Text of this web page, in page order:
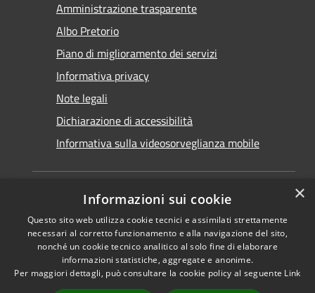
Amministrazione trasparente
Albo Pretorio
Piano di miglioramento dei servizi
Informativa privacy
Note legali
Dichiarazione di accessibilità
Informativa sulla videosorveglianza mobile
RSS
Accessibilità
Cookie
Copyright © 2026 • Comune di
Taranto • Powered by
Municipium•Accesso
redazione
×
Informazioni sui cookie
Questo sito web utilizza cookie tecnici e assimilati strettamente
necessari al corretto funzionamento e alla navigazione del sito,
nonché un cookie tecnico analitico al solo fine di elaborare
informazioni statistiche, aggregate e anonime.
Per maggiori dettagli, può consultare la cookie policy al seguente Link